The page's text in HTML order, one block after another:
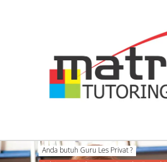
Anda butuh Guru Les Privat ?